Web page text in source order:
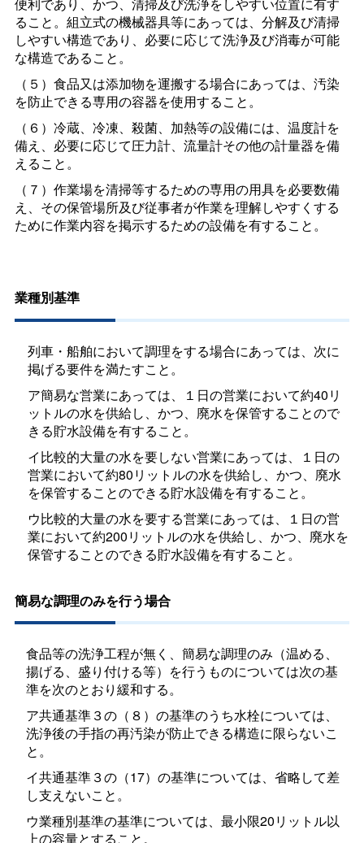
便利であり、かつ、清掃及び洗浄をしやすい位置に有す
ること。組立式の機械器具等にあっては、分解及び清掃
しやすい構造であり、必要に応じて洗浄及び消毒が可能
な構造であること。
（５）食品又は添加物を運搬する場合にあっては、汚染
を防止できる専用の容器を使用すること。
（６）冷蔵、冷凍、殺菌、加熱等の設備には、温度計を
備え、必要に応じて圧力計、流量計その他の計量器を備
えること。
（７）作業場を清掃等するための専用の用具を必要数備
え、その保管場所及び従事者が作業を理解しやすくする
ために作業内容を掲示するための設備を有すること。
業種別基準
列車・船舶において調理をする場合にあっては、次に
掲げる要件を満たすこと。
ア簡易な営業にあっては、１日の営業において約40リ
ットルの水を供給し、かつ、廃水を保管することので
きる貯水設備を有すること。
イ比較的大量の水を要しない営業にあっては、１日の
営業において約80リットルの水を供給し、かつ、廃水
を保管することのできる貯水設備を有すること。
ウ比較的大量の水を要する営業にあっては、１日の営
業において約200リットルの水を供給し、かつ、廃水を
保管することのできる貯水設備を有すること。
簡易な調理のみを行う場合
食品等の洗浄工程が無く、簡易な調理のみ（温める、
揚げる、盛り付ける等）を行うものについては次の基
準を次のとおり緩和する。
ア共通基準３の（８）の基準のうち水栓については、
洗浄後の手指の再汚染が防止できる構造に限らないこ
と。
イ共通基準３の（17）の基準については、省略して差
し支えないこと。
ウ業種別基準の基準については、最小限20リットル以
上の容量とすること。